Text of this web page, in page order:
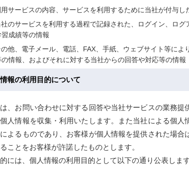
サービスの内容、サービスを利用するために当社が付与し
社のサービスを利用する過程で記録された、ログイン、ログ
習成績等の情報
の他、電子メール、電話、FAX、手紙、ウェブサイト等に
の情報、およびそれに対する当社からの回答や対応等の情報
報の利用目的について
、お問い合わせに対する回答や当社サービスの業務
人情報を収集・利用いたします。また当社による個人
よるものであり、お客様が個人情報を提供された場合
ことをお客様が許諾したものとします。
には、個人情報の利用目的として以下の通り公表します